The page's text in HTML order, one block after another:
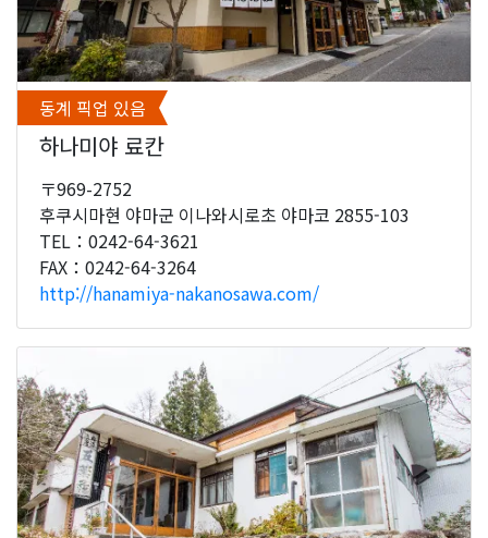
동계 픽업 있음
하나미야 료칸
〒969-2752
후쿠시마현 야마군 이나와시로초 야마코 2855-103
TEL：0242-64-3621
FAX：0242-64-3264
http://hanamiya-nakanosawa.com/